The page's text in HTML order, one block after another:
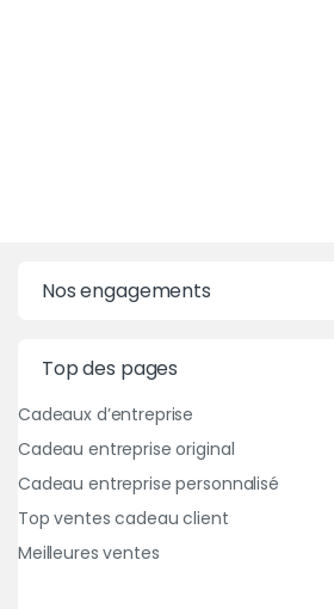
Nos engagements
Top des pages
Cadeaux d’entreprise
Cadeau entreprise original
Cadeau entreprise personnalisé
Top ventes cadeau client
Meilleures ventes